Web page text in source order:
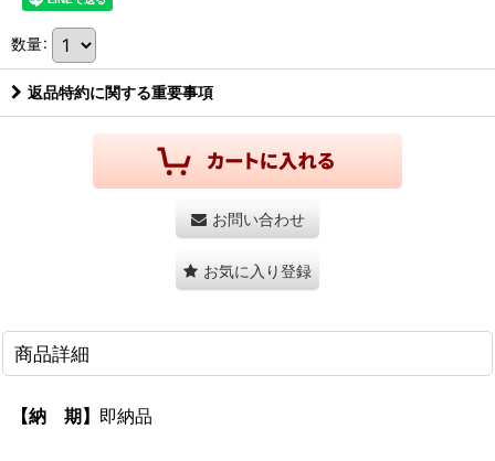
数量:
返品特約に関する重要事項
お問い合わせ
お気に入り登録
商品詳細
【納 期】 即納品